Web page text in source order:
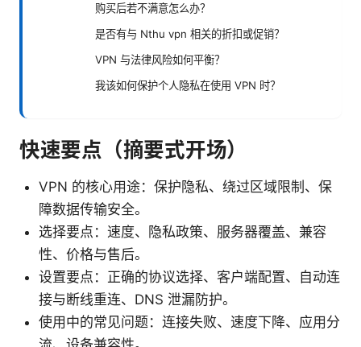
购买后若不满意怎么办？
是否有与 Nthu vpn 相关的折扣或促销？
VPN 与法律风险如何平衡？
我该如何保护个人隐私在使用 VPN 时？
快速要点（摘要式开场）
VPN 的核心用途：保护隐私、绕过区域限制、保
障数据传输安全。
选择要点：速度、隐私政策、服务器覆盖、兼容
性、价格与售后。
设置要点：正确的协议选择、客户端配置、自动连
接与断线重连、DNS 泄漏防护。
使用中的常见问题：连接失败、速度下降、应用分